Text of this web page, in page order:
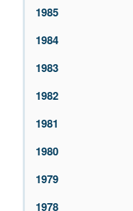
1985
1984
1983
1982
1981
1980
1979
1978